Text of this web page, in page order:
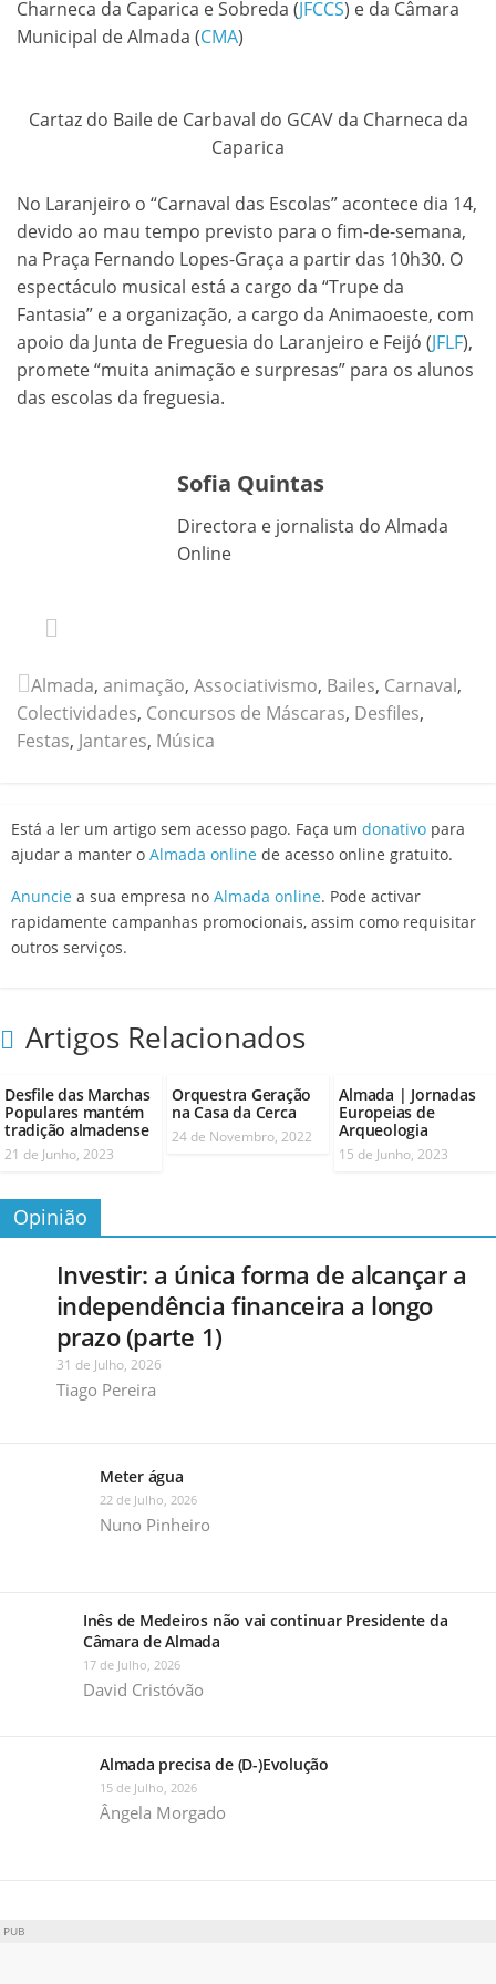
Charneca da Caparica e Sobreda (JFCCS) e da Câmara
Municipal de Almada (CMA)
Cartaz do Baile de Carbaval do GCAV da Charneca da
Caparica
No Laranjeiro o “Carnaval das Escolas” acontece dia 14,
devido ao mau tempo previsto para o fim-de-semana,
na Praça Fernando Lopes-Graça a partir das 10h30. O
espectáculo musical está a cargo da “Trupe da
Fantasia” e a organização, a cargo da Animaoeste, com
apoio da Junta de Freguesia do Laranjeiro e Feijó (JFLF),
promete “muita animação e surpresas” para os alunos
das escolas da freguesia.
Sofia Quintas
Directora e jornalista do Almada
Online
Almada, animação, Associativismo, Bailes, Carnaval,
Colectividades, Concursos de Máscaras, Desfiles,
Festas, Jantares, Música
Está a ler um artigo sem acesso pago. Faça um donativo para
ajudar a manter o Almada online de acesso online gratuito.
Anuncie a sua empresa no Almada online. Pode activar
rapidamente campanhas promocionais, assim como requisitar
outros serviços.
Artigos Relacionados
Desfile das Marchas
Populares mantém
tradição almadense
21 de Junho, 2023
Orquestra Geração
na Casa da Cerca
24 de Novembro, 2022
Almada | Jornadas
Europeias de
Arqueologia
15 de Junho, 2023
Opinião
Investir: a única forma de alcançar a
independência financeira a longo
prazo (parte 1)
31 de Julho, 2026
Tiago Pereira
Meter água
22 de Julho, 2026
Nuno Pinheiro
Inês de Medeiros não vai continuar Presidente da
Câmara de Almada
17 de Julho, 2026
David Cristóvão
Almada precisa de (D-)Evolução
15 de Julho, 2026
Ângela Morgado
PUB